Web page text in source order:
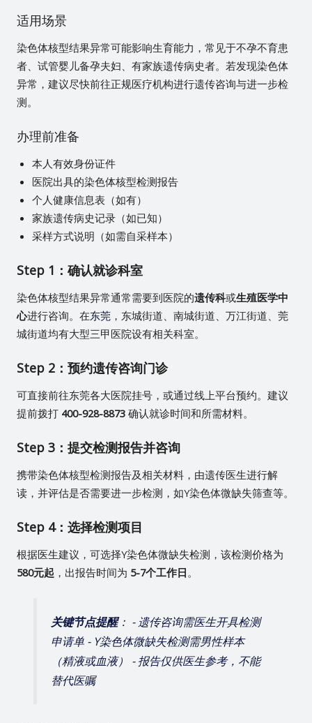
适用场景
染色体核型结果异常可能影响生育能力，常见于不孕不育患
者、试管婴儿备孕夫妇、有家族遗传病史者。若发现染色体
异常，建议尽快前往正规医疗机构进行遗传咨询与进一步检
测。
办理前准备
本人有效身份证件
医院出具的染色体核型检测报告
个人健康信息表（如有）
家族遗传病史记录（如已知）
采样方式说明（如需自采样本）
Step 1：确认就诊科室
染色体核型结果异常通常需要到医院的遗传科或生殖医学中
心进行咨询。在东莞，东城街道、南城街道、万江街道、莞
城街道均有大型三甲医院设有相关科室。
Step 2：预约遗传咨询门诊
可直接前往东莞各大医院挂号，或通过线上平台预约。建议
提前拨打 400-928-8873确认就诊时间和所需材料。
Step 3：提交检测报告并咨询
携带染色体核型检测报告及相关材料，由遗传医生进行解
读，并评估是否需要进一步检测，如Y染色体微缺失筛查等。
Step 4：选择检测项目
根据医生建议，可选择Y染色体微缺失检测，该检测价格为
580元起 ，出报告时间为 5-7个工作日。
关键节点提醒： - 遗传咨询需医生开具检测
申请单 - Y染色体微缺失检测需男性样本
（精液或血液） - 报告仅供医生参考，不能
替代医嘱